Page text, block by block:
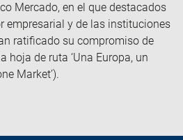
Mercado, en el que destacados
empresarial y de las instituciones
ratificado su compromiso de
hoja de ruta ‘Una Europa, un
Market’).